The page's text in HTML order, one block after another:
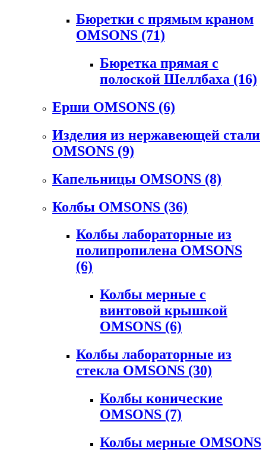
Бюретки с прямым краном
OMSONS (71)
Бюретка прямая с
полоской Шеллбаха (16)
Ерши OMSONS (6)
Изделия из нержавеющей стали
OMSONS (9)
Капельницы OMSONS (8)
Колбы OMSONS (36)
Колбы лабораторные из
полипропилена OMSONS
(6)
Колбы мерные с
винтовой крышкой
OMSONS (6)
Колбы лабораторные из
стекла OMSONS (30)
Колбы конические
OMSONS (7)
Колбы мерные OMSONS